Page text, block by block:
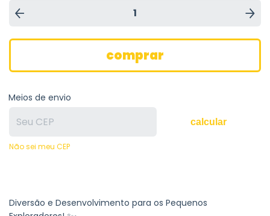
Meios de envio
calcular
Não sei meu CEP
Diversão e Desenvolvimento para os Pequenos